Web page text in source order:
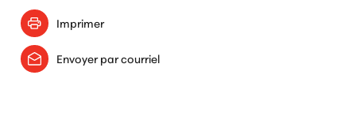
Imprimer
Envoyer par courriel